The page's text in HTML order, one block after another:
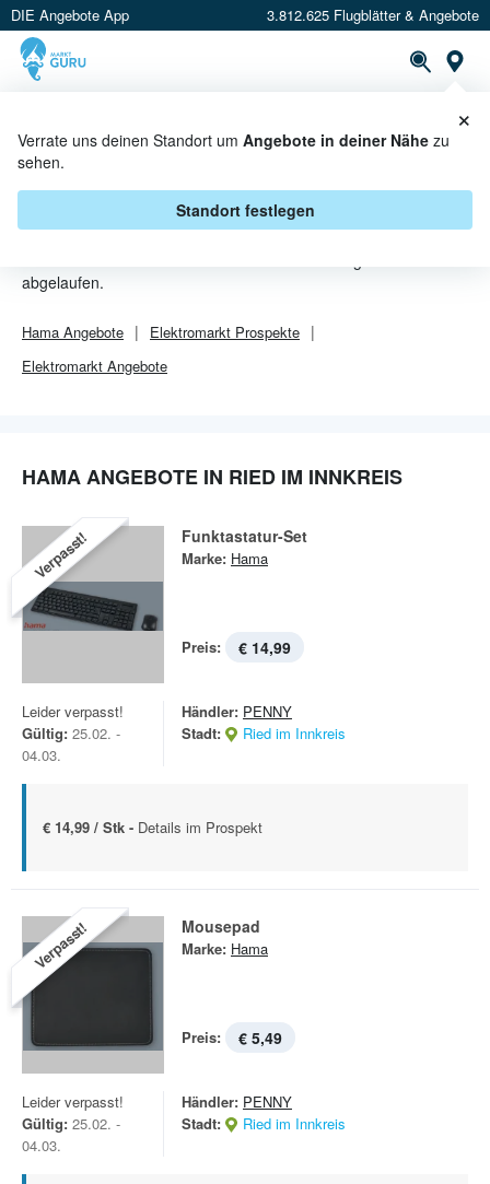
DIE Angebote App 3.812.625 Flugblätter & Angebote
Verrate uns deinen Standort um Angebote in deiner Nähe zu
sehen.
Standort festlegen
×
HAMA ANGEBOTE IN RIED IM
abgelaufen.
Hama Angebote Elektromarkt Prospekte
Elektromarkt Angebote
HAMA ANGEBOTE IN RIED IM INNKREIS
Verpasst! Funktastatur-Set
Marke: Hama
Preis: € 14,99
Leider verpasst!
Gültig: 25.02. -
04.03.
Händler: PENNY
Stadt:
Ried im Innkreis
€ 14,99 / Stk - Details im Prospekt
Verpasst! Mousepad
Marke: Hama
Preis: € 5,49
Leider verpasst!
Gültig: 25.02. -
04.03.
Händler: PENNY
Stadt:
Ried im Innkreis